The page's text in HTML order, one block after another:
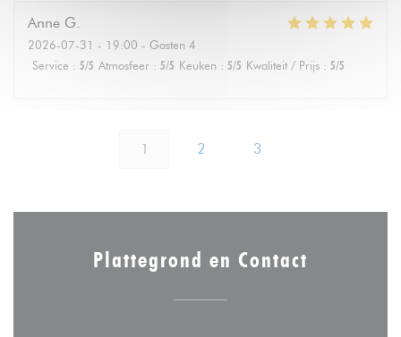
Anne G
2026-07-31 - 19:00 - Gasten 4
Service : 5/5 Atmosfeer : 5/5 Keuken : 5/5 Kwaliteit / Prijs : 5/5
1 2 3
Plattegrond en Contact